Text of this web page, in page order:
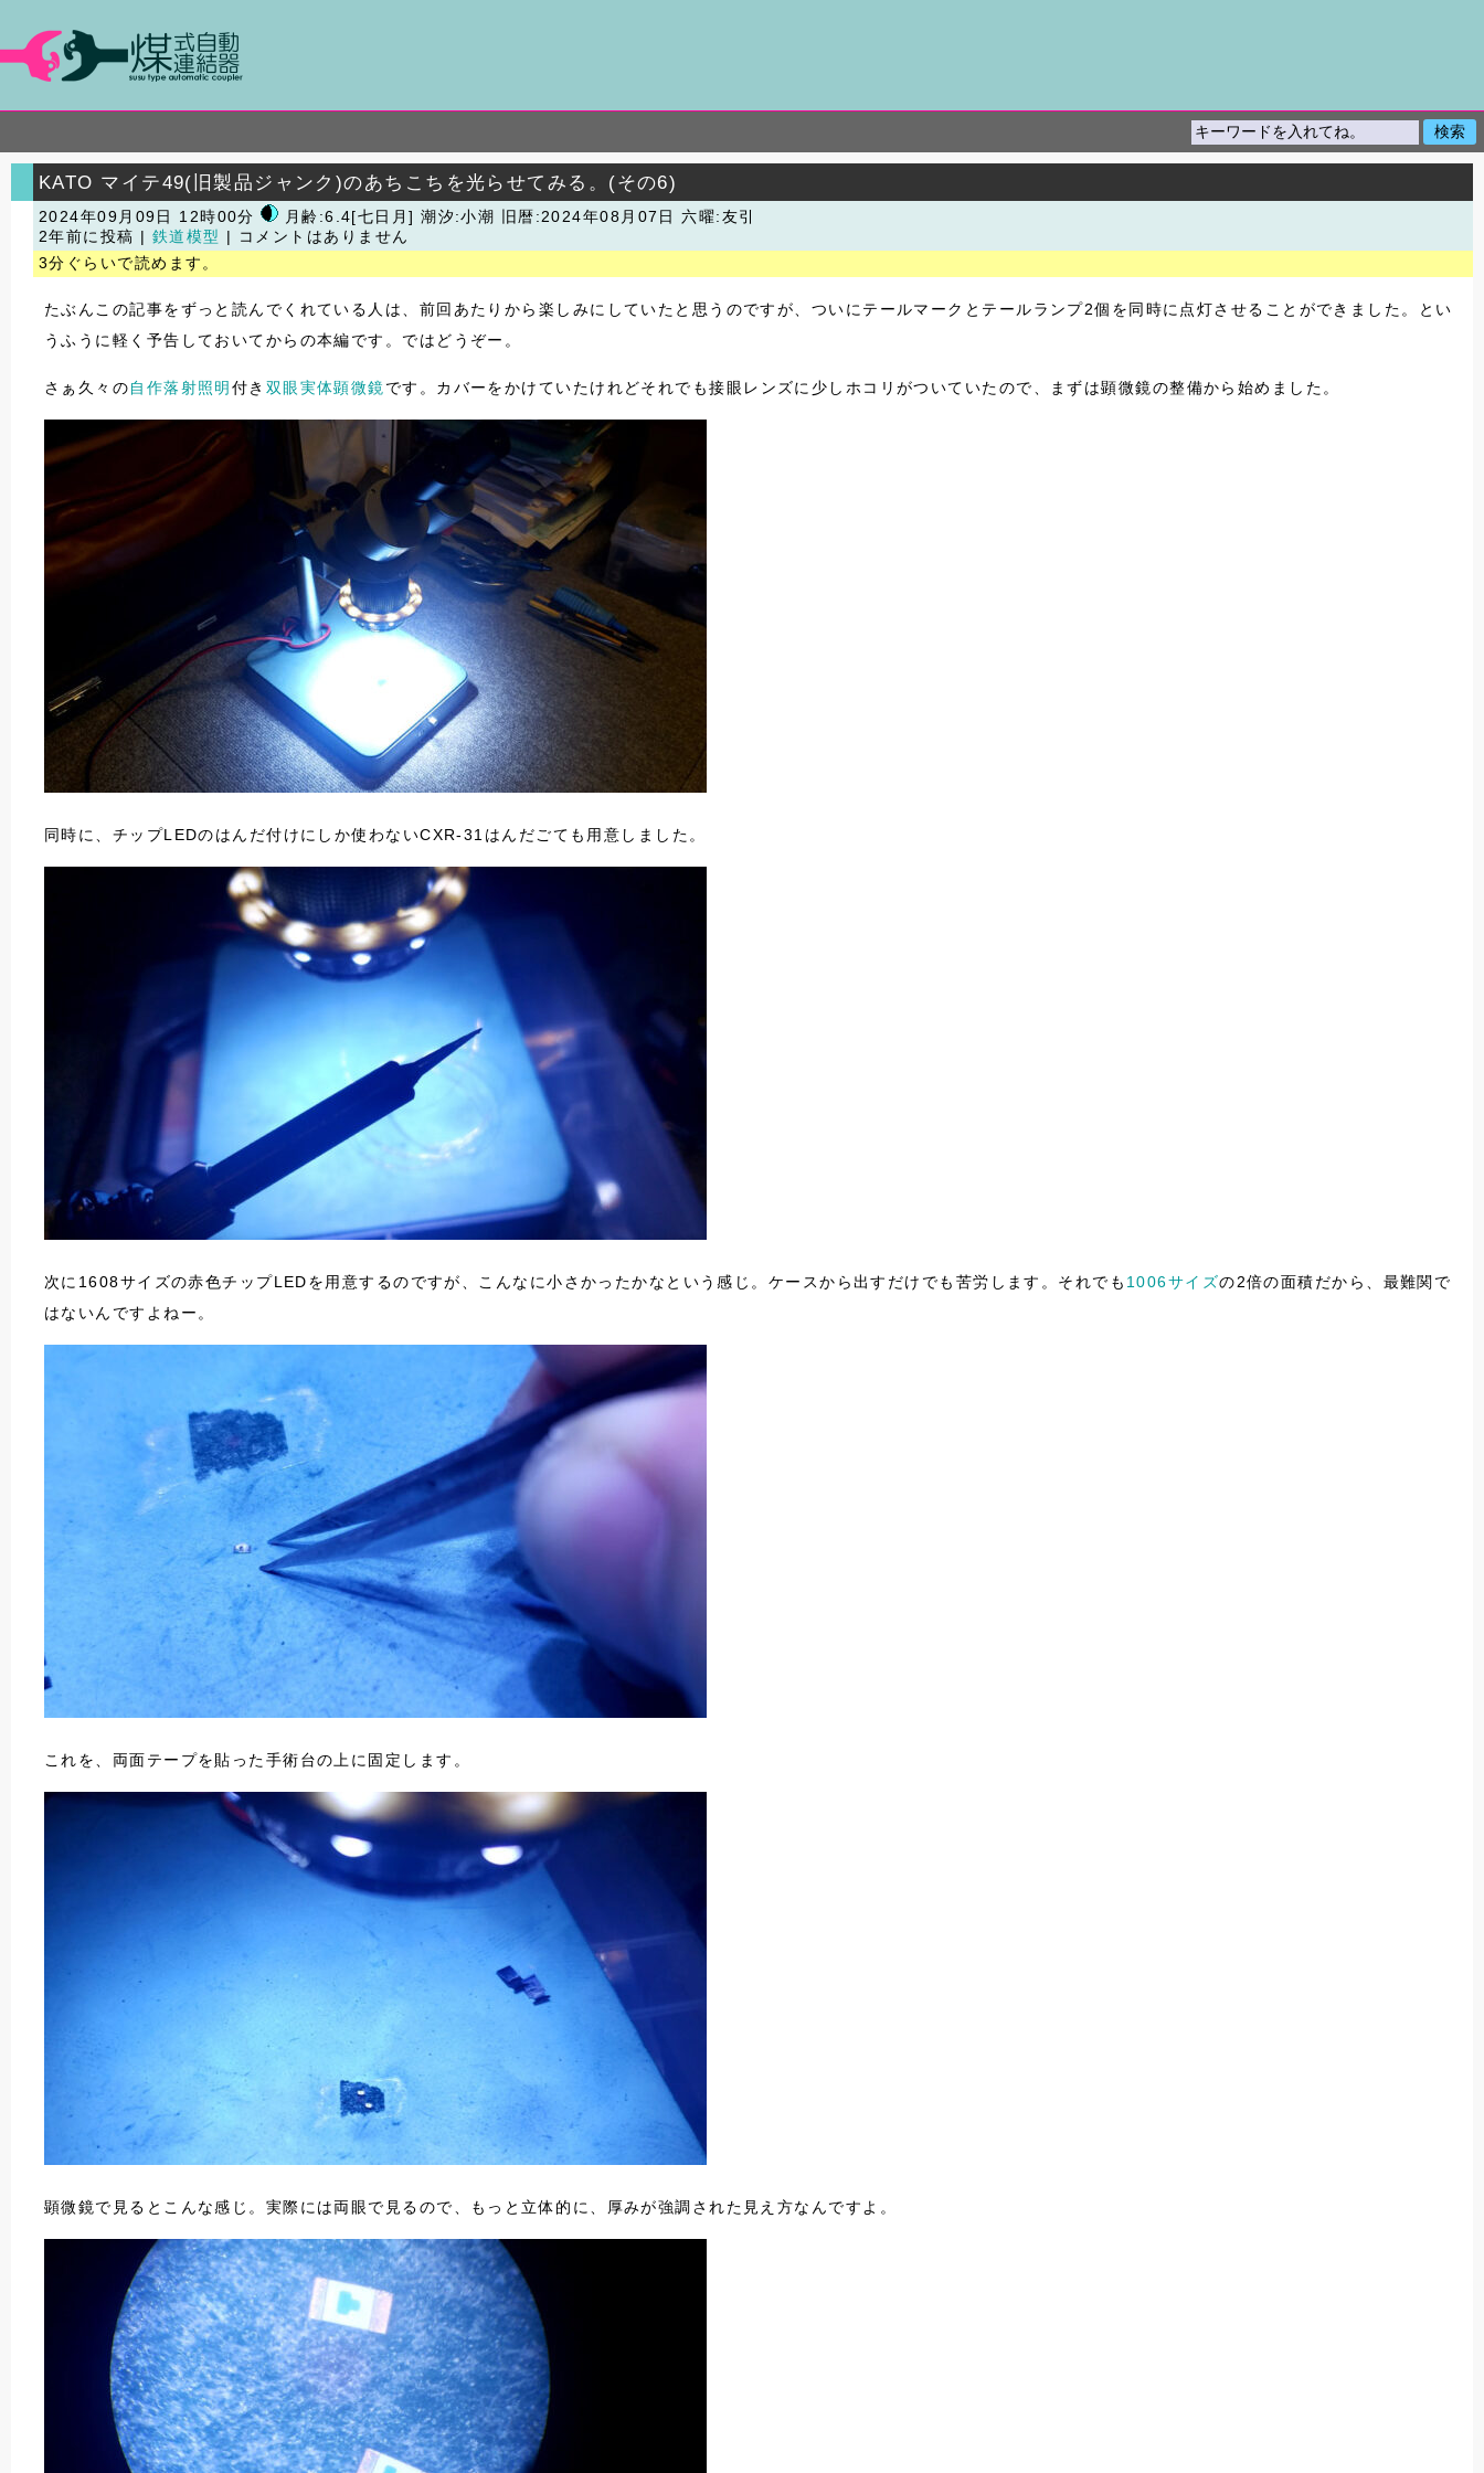
KATO マイテ49(旧製品ジャンク)のあちこちを光らせてみる。(その6)
2024年09月09日 12時00分 月齢:6.4[七日月] 潮汐:小潮
旧暦:2024年08月07日 六曜:友引
2年前に投稿 | 鉄道模型
| コメントはありません
3分ぐらいで読めます。
たぶんこの記事をずっと読んでくれている人は、前回あたりから楽しみにしていたと思うのですが、ついにテールマークとテールランプ2個を同時に点灯させることができました。とい
うふうに軽く予告しておいてからの本編です。ではどうぞー。
さぁ久々の自作落射照明 付き 双眼実体顕微鏡です。カバーをかけていたけれどそれでも接眼レンズに少しホコリがついていたので、まずは顕微鏡の整備から始めました。
同時に、チップLEDのはんだ付けにしか使わないCXR-31はんだごても用意しました。
次に1608サイズの赤色チップLEDを用意するのですが、こんなに小さかったかなという感じ。ケースから出すだけでも苦労します。それでも 1006サイズの2倍の面積だから、最難関で
はないんですよねー。
これを、両面テープを貼った手術台の上に固定します。
顕微鏡で見るとこんな感じ。実際には両眼で見るので、もっと立体的に、厚みが強調された見え方なんですよ。